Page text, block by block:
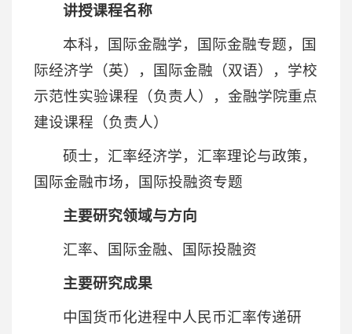
讲授课程名称
本科，国际金融学，国际金融专题，国
际经济学（英），国际金融（双语），学校
示范性实验课程（负责人），金融学院重点
建设课程（负责人）
硕士，汇率经济学，汇率理论与政策，
国际金融市场，国际投融资专题
主要研究领域与方向
汇率、国际金融、国际投融资
主要研究成果
中国货币化进程中人民币汇率传递研